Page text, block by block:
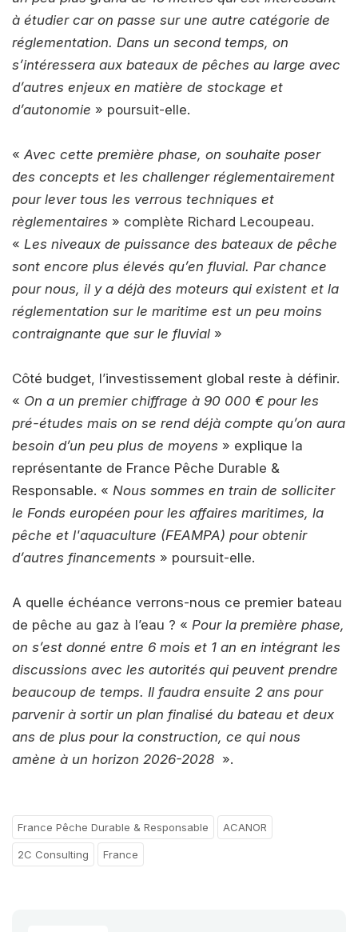
à étudier car on passe sur une autre catégorie de
réglementation. Dans un second temps, on
s’intéressera aux bateaux de pêches au large avec
d’autres enjeux en matière de stockage et
d’autonomie » poursuit-elle.
«Avec cette première phase, on souhaite poser
des concepts et les challenger réglementairement
pour lever tous les verrous techniques et
règlementaires » complète Richard Lecoupeau.
« Les niveaux de puissance des bateaux de pêche
sont encore plus élevés qu’en fluvial. Par chance
pour nous, il y a déjà des moteurs qui existent et la
réglementation sur le maritime est un peu moins
contraignante que sur le fluvial »
Côté budget, l’investissement global reste à définir.
« On a un premier chiffrage à 90 000 € pour les
pré-études mais on se rend déjà compte qu’on aura
besoin d’un peu plus de moyens » explique la
représentante de France Pêche Durable &
Responsable. « Nous sommes en train de solliciter
le Fonds européen pour les affaires maritimes, la
pêche et l'aquaculture (FEAMPA) pour obtenir
d’autres financements » poursuit-elle.
A quelle échéance verrons-nous ce premier bateau
de pêche au gaz à l’eau ? « Pour la première phase,
on s’est donné entre 6 mois et 1 an en intégrant les
discussions avec les autorités qui peuvent prendre
beaucoup de temps. Il faudra ensuite 2 ans pour
parvenir à sortir un plan finalisé du bateau et deux
ans de plus pour la construction, ce qui nous
amène à un horizon 2026-2028 ».
France Pêche Durable & Responsable ACANOR
2C Consulting France